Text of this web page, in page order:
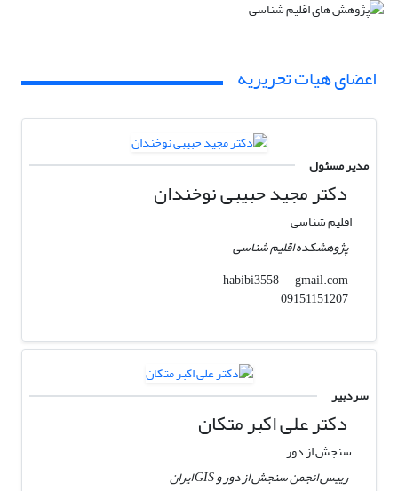
اعضای هیات تحریریه
مدیر مسئول
دکتر مجید حبیبی نوخندان
اقلیم شناسی
پژوهشکده اقلیم شناسی
habibi3558
gmail.com
09151151207
سردبیر
دکتر علی اکبر متکان
سنجش از دور
رییس انجمن سنجش از دور و GIS ایران